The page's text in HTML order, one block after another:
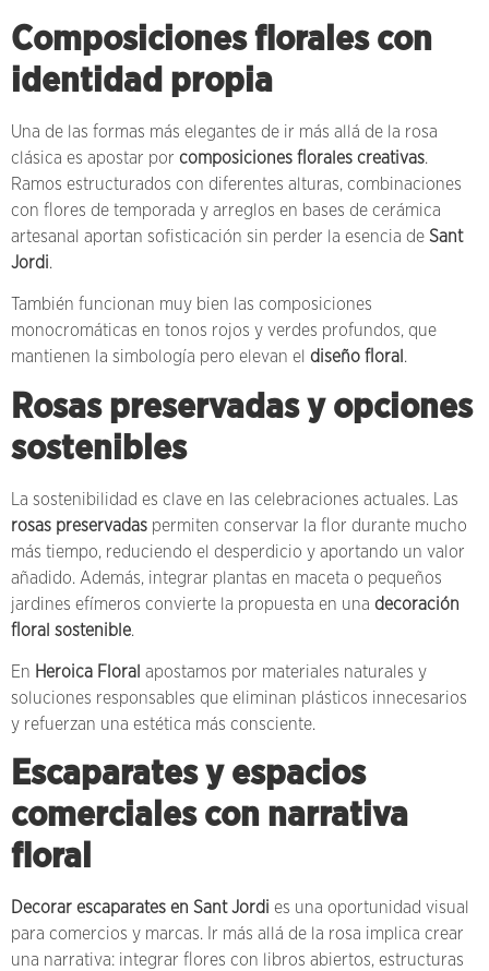
Composiciones florales con
identidad propia
Una de las formas más elegantes de ir más allá de la rosa
clásica es apostar por composiciones florales creativas.
Ramos estructurados con diferentes alturas, combinaciones
con flores de temporada y arreglos en bases de cerámica
artesanal aportan sofisticación sin perder la esencia de Sant
Jordi.
También funcionan muy bien las composiciones
monocromáticas en tonos rojos y verdes profundos, que
mantienen la simbología pero elevan el diseño floral .
Rosas preservadas y opciones
sostenibles
La sostenibilidad es clave en las celebraciones actuales. Las
rosas preservadas permiten conservar la flor durante mucho
más tiempo, reduciendo el desperdicio y aportando un valor
añadido. Además, integrar plantas en maceta o pequeños
jardines efímeros convierte la propuesta en una decoración
floral sostenible.
En Heroica Floral apostamos por materiales naturales y
soluciones responsables que eliminan plásticos innecesarios
y refuerzan una estética más consciente.
Escaparates y espacios
comerciales con narrativa
floral
Decorar escaparates en Sant Jordi es una oportunidad visual
para comercios y marcas. Ir más allá de la rosa implica crear
una narrativa: integrar flores con libros abiertos, estructuras